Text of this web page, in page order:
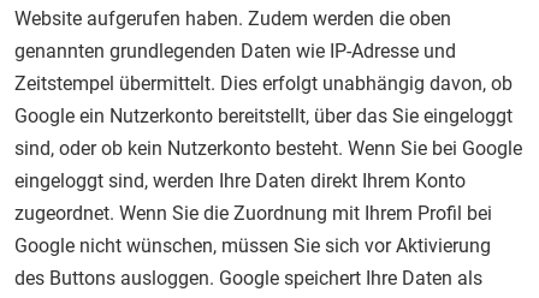
Website aufgerufen haben. Zudem werden die oben
genannten grundlegenden Daten wie IP-Adresse und
Zeitstempel übermittelt. Dies erfolgt unabhängig davon, ob
Google ein Nutzerkonto bereitstellt, über das Sie eingeloggt
sind, oder ob kein Nutzerkonto besteht. Wenn Sie bei Google
eingeloggt sind, werden Ihre Daten direkt Ihrem Konto
zugeordnet. Wenn Sie die Zuordnung mit Ihrem Profil bei
Google nicht wünschen, müssen Sie sich vor Aktivierung
des Buttons ausloggen. Google speichert Ihre Daten als